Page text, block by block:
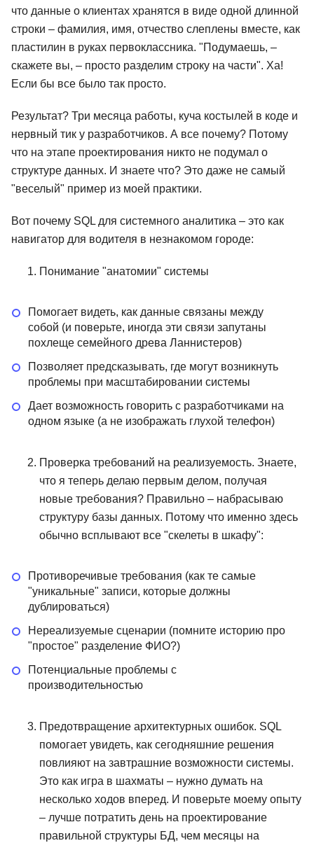
что данные о клиентах хранятся в виде одной длинной
строки – фамилия, имя, отчество слеплены вместе, как
пластилин в руках первоклассника. "Подумаешь, –
скажете вы, – просто разделим строку на части". Ха!
Если бы все было так просто.
Результат? Три месяца работы, куча костылей в коде и
нервный тик у разработчиков. А все почему? Потому
что на этапе проектирования никто не подумал о
структуре данных. И знаете что? Это даже не самый
"веселый" пример из моей практики.
Вот почему SQL для системного аналитика – это как
навигатор для водителя в незнакомом городе:
Понимание "анатомии" системы
Помогает видеть, как данные связаны между
собой (и поверьте, иногда эти связи запутаны
похлеще семейного древа Ланнистеров)
Позволяет предсказывать, где могут возникнуть
проблемы при масштабировании системы
Дает возможность говорить с разработчиками на
одном языке (а не изображать глухой телефон)
Проверка требований на реализуемость. Знаете,
что я теперь делаю первым делом, получая
новые требования? Правильно – набрасываю
структуру базы данных. Потому что именно здесь
обычно всплывают все "скелеты в шкафу":
Противоречивые требования (как те самые
"уникальные" записи, которые должны
дублироваться)
Нереализуемые сценарии (помните историю про
"простое" разделение ФИО?)
Потенциальные проблемы с
производительностью
Предотвращение архитектурных ошибок. SQL
помогает увидеть, как сегодняшние решения
повлияют на завтрашние возможности системы.
Это как игра в шахматы – нужно думать на
несколько ходов вперед. И поверьте моему опыту
– лучше потратить день на проектирование
правильной структуры БД, чем месяцы на